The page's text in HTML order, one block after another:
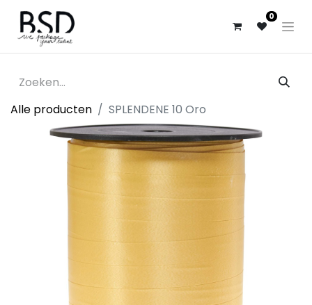
0
Alle producten SPLENDENE 10 Oro